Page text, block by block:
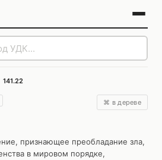
141.22
⌘ в дереве
признающее преобладание зла,
в мировом порядке,